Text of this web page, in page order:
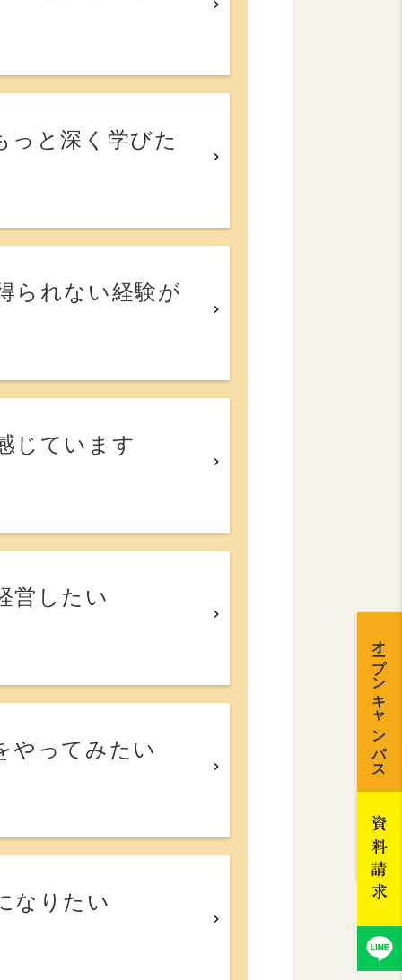
っと深く学びた
られない経験が
じています
営したい
やってみたい
なりたい
オープンキャンパス